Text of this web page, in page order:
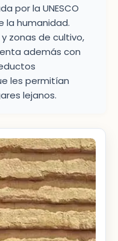
por la UNESCO
la humanidad.
zonas de cultivo,
además con
les permitían
lejanos.